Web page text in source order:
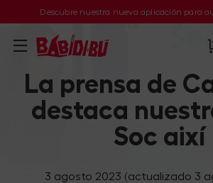
Descubre nuestra nueva aplicación para
La prensa de
destaca
Soc així
3 agosto 2023 (actualizado 3